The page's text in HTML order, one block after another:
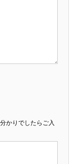
かりでしたらご入